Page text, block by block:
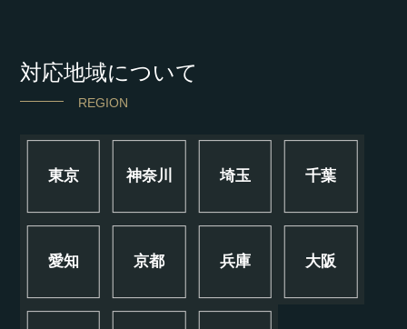
対応地域について
REGION
東京 神奈川 埼玉 千葉
愛知 京都 兵庫 大阪